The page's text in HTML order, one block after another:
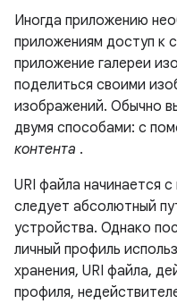
Иногда приложению
приложениям доступ к
приложение галереи
поделиться своими
изображений. Обычно
двумя способами: с
контента .
URI файла начинается
следует абсолютный
устройства. Однако
личный профиль
хранения, URI файла,
профиля,